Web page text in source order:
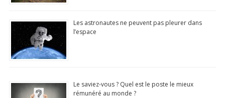
Les astronautes ne peuvent pas pleurer dans
l’espace
Le saviez-vous ? Quel est le poste le mieux
rémunéré au monde ?